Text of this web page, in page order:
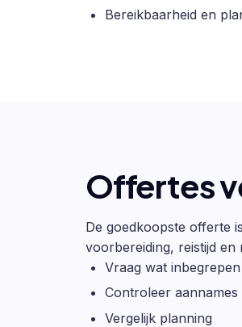
Bereikbaarheid en
Offertes
De goedkoopste offerte
voorbereiding, reistijd en
Vraag wat inbegrepen
Controleer aannames
Vergelijk planning